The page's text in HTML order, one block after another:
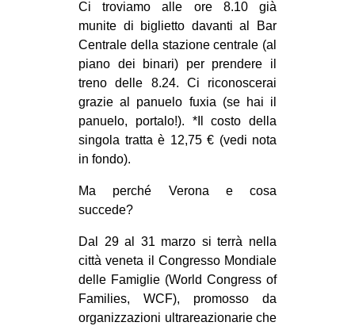
SPORT POPOLARE
MOVIMENTI
AMBIENTE
ANTIFASCISMO
DIRITTO ALL’ABITARE
GENERI
PRECARIATO
STUDENTI
CULTURE
ARTE
Ci troviamo alle ore 8.10 già
munite di biglietto davanti al Bar
Centrale della stazione centrale (al
piano dei binari) per prendere il
treno delle 8.24. Ci riconoscerai
grazie al panuelo fuxia (se hai il
panuelo, portalo!). *Il costo della
singola tratta è 12,75 € (vedi nota
in fondo).
Ma perché Verona e cosa
succede?
Dal 29 al 31 marzo si terrà nella
città veneta il Congresso Mondiale
delle Famiglie (World Congress of
Families, WCF), promosso da
organizzazioni ultrareazionarie che